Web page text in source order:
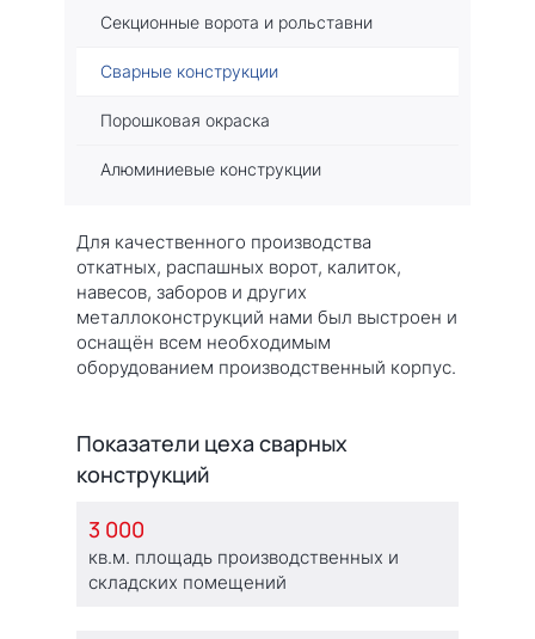
Секционные ворота и рольставни
Сварные конструкции
Порошковая окраска
Алюминиевые конструкции
Для качественного производства
откатных, распашных ворот, калиток,
навесов, заборов и других
металлоконструкций нами был выстроен и
оснащён всем необходимым
оборудованием производственный корпус.
Показатели цеха сварных
конструкций
3 000
кв.м. площадь производственных и
складских помещений